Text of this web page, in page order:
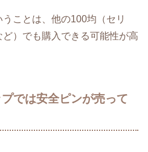
ことは、他の100均（セリ
）でも購入できる可能性が高
では安全ピンが売って